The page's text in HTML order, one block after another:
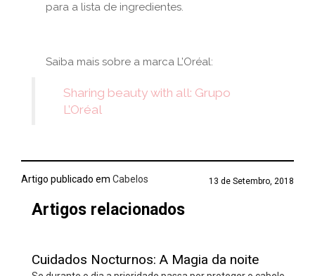
para a lista de ingredientes.
Saiba mais sobre a marca L’Oréal:
Sharing beauty with all: Grupo
L’Oréal
Artigo publicado em Cabelos 13 de Setembro, 2018
Artigos relacionados
Cuidados Nocturnos: A Magia da noite